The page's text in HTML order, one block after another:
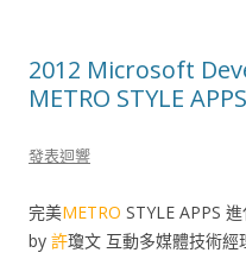
2012 Microsoft
METRO STYLE
發表迴響
完美METRO STYLE APPS
by 許瓊文 互動多媒體技術經